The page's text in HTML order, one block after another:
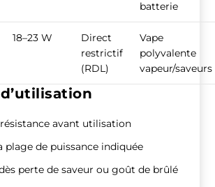
batterie
18–23 W
Direct
restrictif
(RDL)
Vape
polyvalente
vapeur/saveurs
avant utilisation
plage de puissance indiquée
perte de saveur ou goût de brûlé